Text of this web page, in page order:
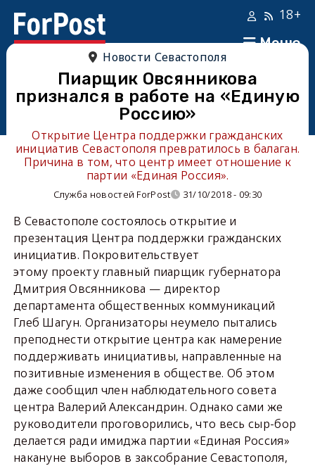
Меню
18+
Новости Севастополя
Пиарщик Овсянникова
признался в работе на «Единую
Россию»
Открытие Центра поддержки гражданских
инициатив Севастополя превратилось в балаган.
Причина в том, что центр имеет отношение к
партии «Единая Россия».
Служба новостей ForPost 31/10/2018 - 09:30
В Севастополе состоялось открытие и
презентация Центра поддержки гражданских
инициатив. Покровительствует
этому проекту главный пиарщик губернатора
Дмитрия Овсянникова — директор
департамента общественных коммуникаций
Глеб Шагун. Организаторы неумело пытались
преподнести открытие центра как намерение
поддерживать инициативы, направленные на
позитивные изменения в обществе. Об этом
даже сообщил член наблюдательного совета
центра Валерий Александрин. Однако сами же
руководители проговорились, что весь сыр-бор
делается ради имиджа партии «Единая Россия»
накануне выборов в заксобрание Севастополя,